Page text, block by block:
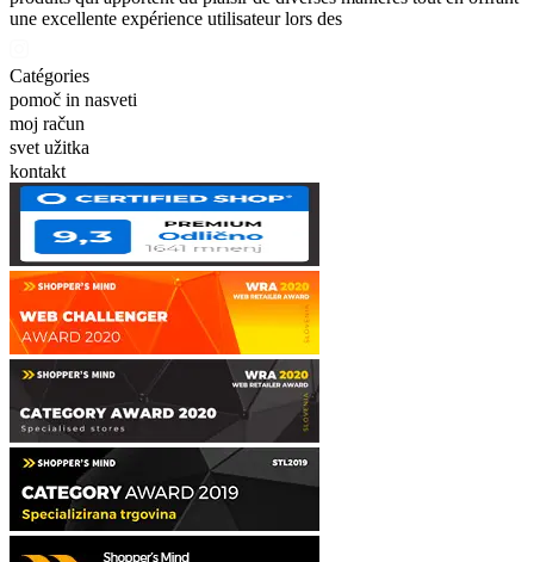
une excellente expérience utilisateur lors des
Catégories
pomoč in nasveti
moj račun
svet užitka
kontakt